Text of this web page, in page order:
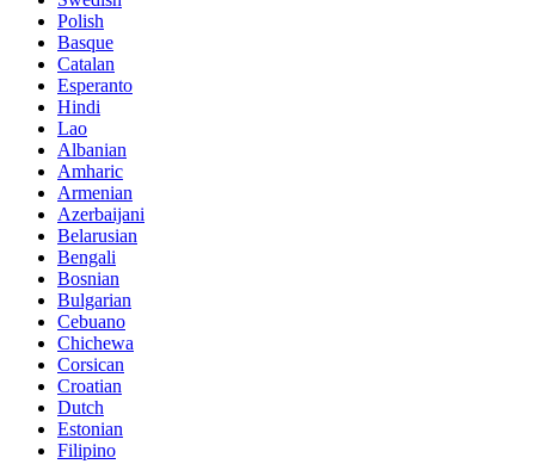
Polish
Basque
Catalan
Esperanto
Hindi
Lao
Albanian
Amharic
Armenian
Azerbaijani
Belarusian
Bengali
Bosnian
Bulgarian
Cebuano
Chichewa
Corsican
Croatian
Dutch
Estonian
Filipino